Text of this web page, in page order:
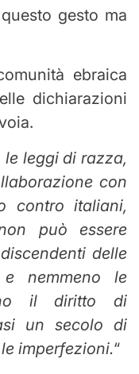
gesto ma
ebraica
dichiarazioni
le leggi di razza,
con
contro italiani,
può essere
delle
nemmeno le
il diritto di
un secolo di
imperfezioni.“